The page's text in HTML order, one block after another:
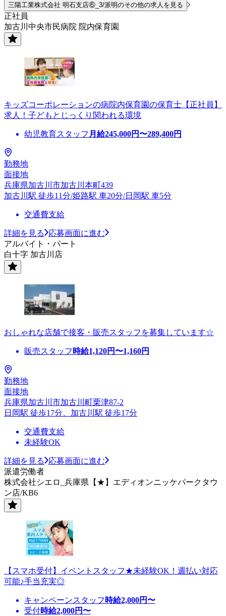
三陽工業株式会社 明石支店⑥_3/派明のその他の求人を見る
正社員
加古川中央市民病院 院内保育園
キッズコーポレーションの病院内保育園の保育士【正社員】
求人！子どもとじっくり関われる環境
幼児教育スタッフ 月給245,000円〜289,400円
勤務地
面接地
兵庫県加古川市加古川本町439
加古川駅 徒歩11分/姫路駅 車20分/日岡駅 車5分
交通費支給
詳細を見る
応募画面に進む
アルバイト・パート
白十字 加古川店
おしゃれな店舗で接客・販売スタッフを募集しています☆
販売スタッフ 時給1,120円〜1,160円
勤務地
面接地
兵庫県加古川市加古川町栗津87-2
日岡駅 徒歩17分、加古川駅 徒歩17分
交通費支給
未経験OK
詳細を見る
応募画面に進む
派遣労働者
株式会社シエロ_兵庫県【★】エディオンニッケパークタウ
ン店/KB6
【スマホ受付】イベントスタッフ★未経験OK！週払い対応
可能♪手当充実◎
キャンペーンスタッフ 時給2,000円〜
受付時給2,000円〜